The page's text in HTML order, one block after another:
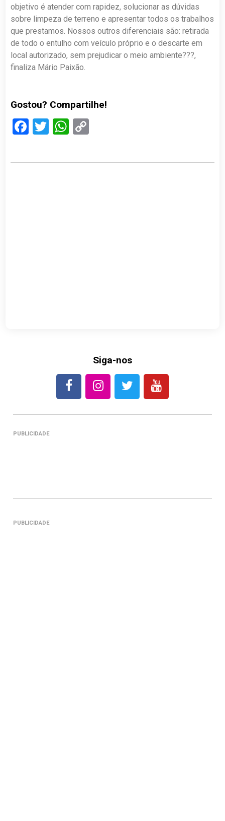
objetivo é atender com rapidez, solucionar as dúvidas
sobre limpeza de terreno e apresentar todos os trabalhos
que prestamos. Nossos outros diferenciais são: retirada
de todo o entulho com veículo próprio e o descarte em
local autorizado, sem prejudicar o meio ambiente???,
finaliza Mário Paixão.
Gostou? Compartilhe!
Facebook
TwitterWhatsApp
Siga-nos
PUBLICIDADE
PUBLICIDADE